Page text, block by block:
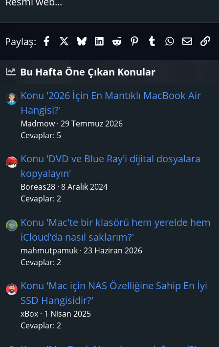
Paylaş: FacebookX (Twitter)
BlueskyLinkedIn
RedditPinterestTumblrE-
Bu Hafta Öne Çıkan Konular
Konu '2026 İçin En Mantıklı MacBook Air
Hangisi?'
Madmow 29 Temmuz 2026
Cevaplar: 5
Konu 'DVD ve Blue Ray'i dijital dosyalara
kopyalayın'
Boreas28 8 Aralık 2024
Cevaplar: 2
Konu 'Mac'te bir klasörü hem yerelde hem
iCloud'da nasıl saklarım?'
mahmutpamuk 23 Haziran 2026
Cevaplar: 2
Konu 'Mac için NAS Özelliğine Sahip En İyi
SSD Hangisidir?'
xBox 1 Nisan 2025
Cevaplar: 2